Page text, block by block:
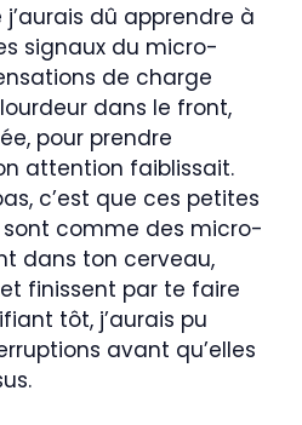
dû apprendre à
signaux du micro-
de charge
dans le front,
pour prendre
attention faiblissait.
c’est que ces petites
sont comme des micro-
dans ton cerveau,
finissent par te faire
tôt, j’aurais pu
avant qu’elles